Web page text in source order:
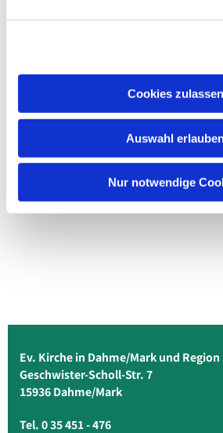
Cookies zulassen
Auswahl
Nur notwendige
Ev. Kirche in Dahme/Mark und Region
Geschwister-Scholl-Str. 7
15936 Dahme/Mark
Tel. 0 35 451 - 476